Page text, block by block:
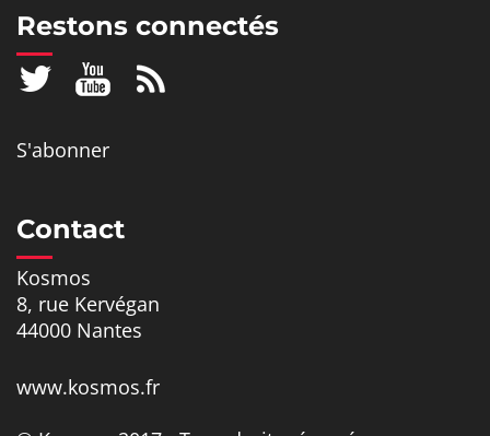
Restons connectés
S'abonner
Contact
Kosmos
8, rue Kervégan
44000 Nantes
www.kosmos.fr